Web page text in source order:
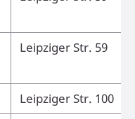
Leipziger Str. 59
Leipziger Str. 100